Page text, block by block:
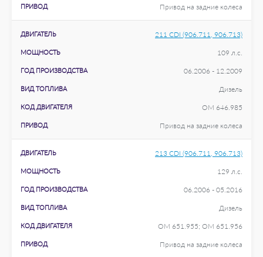
ПРИВОД Привод на задние колеса
ДВИГАТЕЛЬ 211 CDI (906.711, 906.713)
МОЩНОСТЬ 109 л.с.
ГОД ПРОИЗВОДСТВА 06.2006 - 12.2009
ВИД ТОПЛИВА Дизель
КОД ДВИГАТЕЛЯ OM 646.985
ПРИВОД Привод на задние колеса
ДВИГАТЕЛЬ 213 CDI (906.711, 906.713)
МОЩНОСТЬ 129 л.с.
ГОД ПРОИЗВОДСТВА 06.2006 - 05.2016
ВИД ТОПЛИВА Дизель
КОД ДВИГАТЕЛЯ OM 651.955; OM 651.956
ПРИВОД Привод на задние колеса